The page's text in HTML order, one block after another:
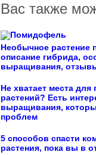
Вас также
Необычное растение
описание гибрида,
выращивания,
Не хватает места для
растений? Есть
выращивания,
проблем
5 способов спасти
растения, пока вы в